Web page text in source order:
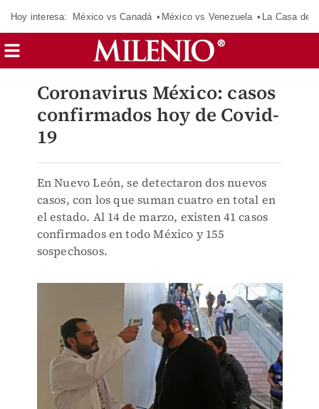
Hoy interesa: México vs Canadá México vs Venezuela La Casa de
Coronavirus México: casos
confirmados hoy de Covid-
19
En Nuevo León, se detectaron dos nuevos
casos, con los que suman cuatro en total en
el estado. Al 14 de marzo, existen 41 casos
confirmados en todo México y 155
sospechosos.